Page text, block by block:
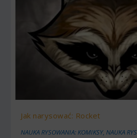
Jak narysować: Rocket
NAUKA RYSOWANIA: KOMIKSY,NAUKA